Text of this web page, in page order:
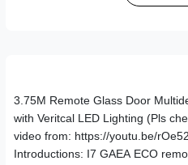
3.75M Remote Glass Door Multideck Display Fridge
with Veritcal LED Lighting (Pls
video from: https://youtu.be/
Introductions: I7 GAEA ECO